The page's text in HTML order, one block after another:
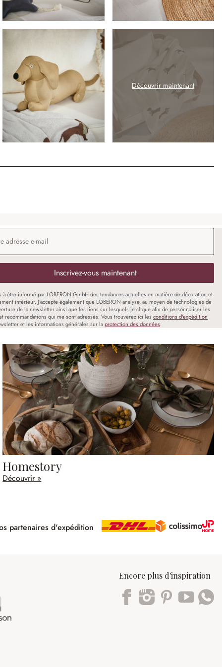
Découvrir maintenant
Inscrivez-vous maintenant
à être informé par LOBERON GmbH des tendances actuelles en matière de décoration et
intérieur. J'accepte également que LOBERON analyse, au moyen de technologies de
de la newsletter ainsi que les liens sur lesquels je clique afin de personnaliser les
recommandations qui me sont adressés. Vous trouverez ici les conditions d'expédition
et les informations générales sur laprotection des données.
Homestory
Découvrir »
partenaires d'expédition
Encore plus d'inspiration